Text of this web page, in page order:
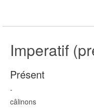
Imperatif
Présent
-
câlinons